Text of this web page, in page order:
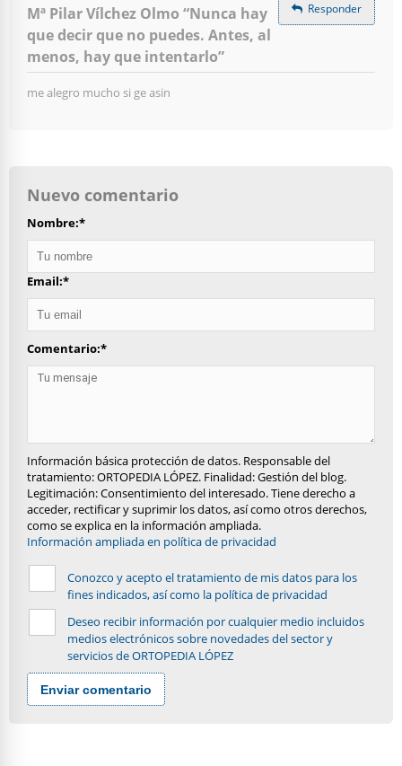
Mª Pilar Vílchez Olmo “Nunca hay
que decir que no puedes. Antes, al
menos, hay que intentarlo”
me alegro mucho si ge asin
Responder
Nuevo comentario
Nombre:*
Email:*
Comentario:*
Información básica protección de datos. Responsable del
tratamiento: ORTOPEDIA LÓPEZ. Finalidad: Gestión del blog.
Legitimación: Consentimiento del interesado. Tiene derecho a
acceder, rectificar y suprimir los datos, así como otros derechos,
como se explica en la información ampliada.
Información ampliada en política de privacidad
Conozco y acepto el tratamiento de mis datos para los
fines indicados, así como la política de privacidad
Deseo recibir información por cualquier medio incluidos
medios electrónicos sobre novedades del sector y
servicios de ORTOPEDIA LÓPEZ
Enviar comentario